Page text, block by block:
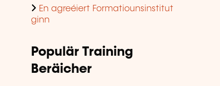
En agreéiert Formatiounsinstitut
ginn
Populär Training
Beräicher